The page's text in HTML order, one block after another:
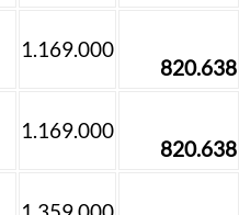
1.169.000
820.638
1.169.000
820.638